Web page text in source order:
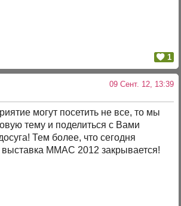
1
09 Сент. 12, 13:39
могут посетить не все, то мы
тему и поделиться с Вами
Тем более, что сегодня
выставка ММАС 2012 закрывается!